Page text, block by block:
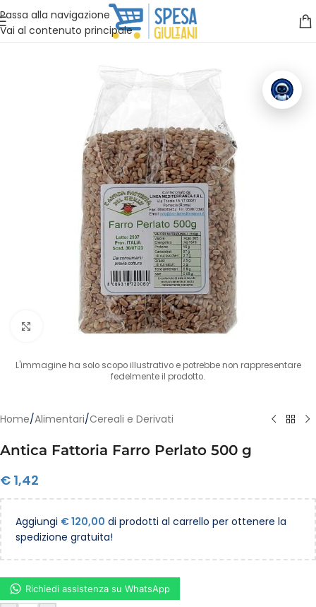
Passa alla navigazione
Vai al contenuto principale
Vuoi assistenza?Clicca qui e ti richiamiamo noi
Clicca per ingrandire
L'immagine ha solo scopo illustrativo e potrebbe non rappresentare
fedelmente il prodotto.
Home/Alimentari/Cereali e Derivati
Antica Fattoria Farro Perlato 500 g
€ 1,42
Aggiungi €120,00 di prodotti al carrello per ottenere la
spedizione gratuita!
Richiedi assistenza su WhatsApp